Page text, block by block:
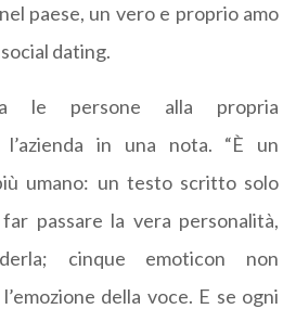
paese, un vero e proprio amo
dating.
le persone alla propria
l’azienda in una nota. “È un
umano: un testo scritto solo
passare la vera personalità,
cinque emoticon non
della voce. E se ogni